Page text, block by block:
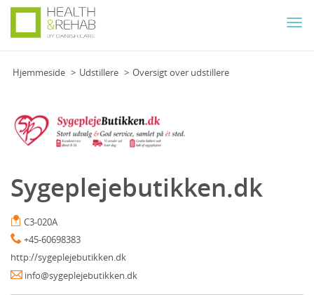
Hjemmeside Udstillere Oversigt over udstillere
Sygeplejebutikken.dk
C3-020A
+45-60698383
http://sygeplejebutikken.dk
info@sygeplejebutikken.dk